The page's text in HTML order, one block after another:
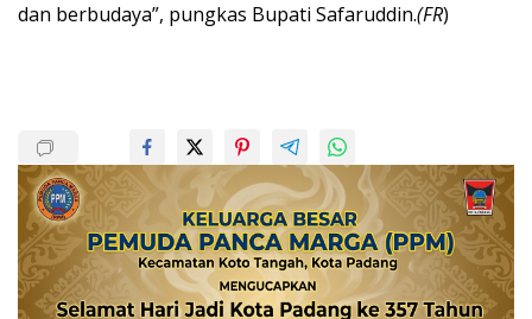
dan berbudaya”, pungkas Bupati Safaruddin.(FR)